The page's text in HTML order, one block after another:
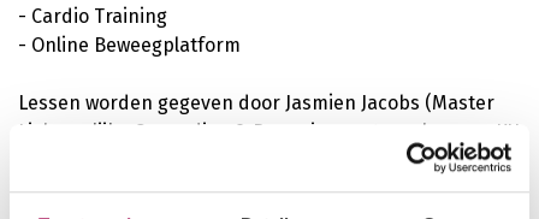
- Cardio Training
- Online Beweegplatform
Lessen worden gegeven door Jasmien Jacobs (Master
Lichamelijke Opvoeding & Bewegingswetenschappen KU